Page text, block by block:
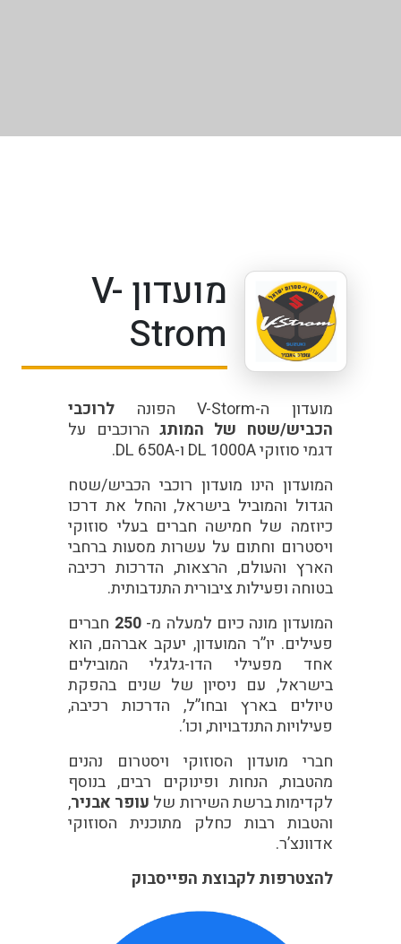
מועדון V-
Strom
מועדון ה-V-Storm הפונה
לרוכבי
הכביש/שטח של המותגהרוכבים על
דגמי סוזוקי DL 1000A ו-DL 650A.
המועדון הינו מועדון רוכבי הכביש/שטח
הגדול והמוביל בישראל, והחל את דרכו
כיוזמה של חמישה חברים בעלי סוזוקי
ויסטרום וחתום על עשרות מסעות ברחבי
הארץ והעולם, הרצאות, הדרכות רכיבה
בטוחה ופעילות ציבורית התנדבותית.
המועדון מונה כיום למעלה מ-250 חברים
פעילים. יו”ר המועדון, יעקב אברהם, הוא
אחד מפעילי הדו-גלגלי המובילים
בישראל, עם ניסיון של שנים בהפקת
טיולים בארץ ובחו”ל, הדרכות רכיבה,
פעילויות התנדבויות, וכו’.
חברי מועדון הסוזוקי ויסטרום נהנים
מהטבות, הנחות ופינוקים רבים, בנוסף
לקדימות ברשת השירות של עופר אבניר,
והטבות רבות כחלק מתוכנית הסוזוקי
אדוונצ’ר.
להצטרפות לקבוצת הפייסבוק